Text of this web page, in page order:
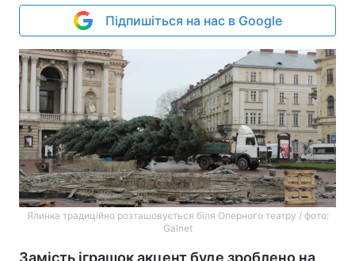
Підпишіться на нас в Google
Ялинка традиційно розташовується біля Оперного театру / фото:
Galnet
Замість іграшок акцент буде зроблено на